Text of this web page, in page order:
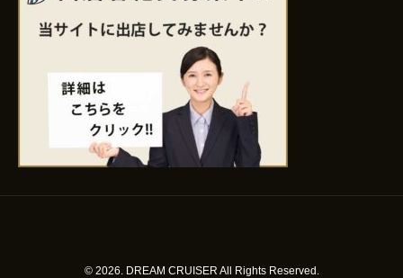
© 2026. DREAM CRUISER All Rights Reserved.